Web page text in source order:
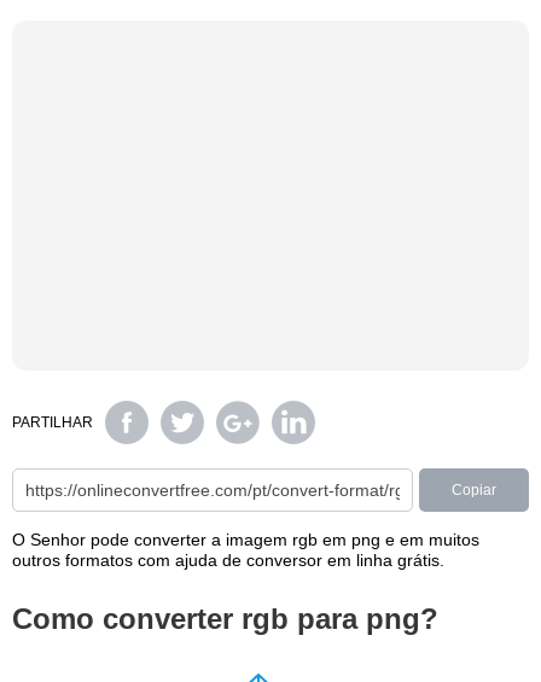
PARTILHAR
Copiar
O Senhor pode converter a imagem rgb em png e em muitos
outros formatos com ajuda de conversor em linha grátis.
Como converter rgb para png?